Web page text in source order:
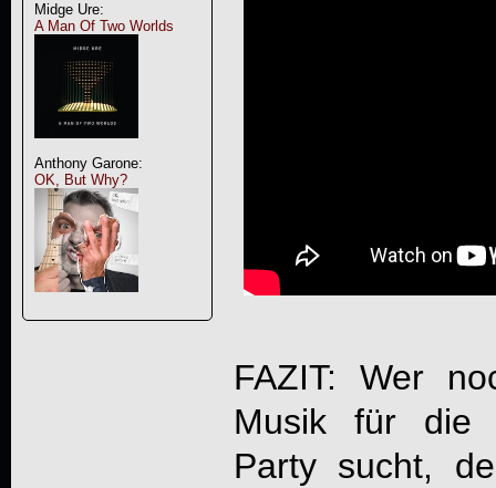
Midge Ure:
A Man Of Two Worlds
Anthony Garone:
OK, But Why?
FAZIT: Wer
Musik für die
Party sucht,